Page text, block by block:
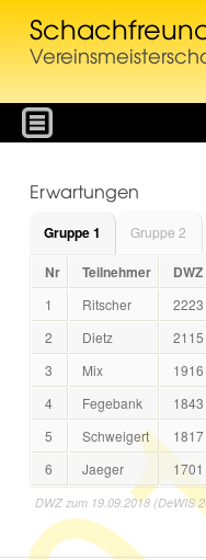
Erwartungen
Gruppe 1 Gruppe 2
Nr Teilnehmer DWZ
1 Ritscher 2223
2
Dietz 2115
3
Mix 1916
4
Fegebank 1843
5
Schweigert 1817
6
Jaeger 1701
DWZ zum 19.09.2018 (DeWIS